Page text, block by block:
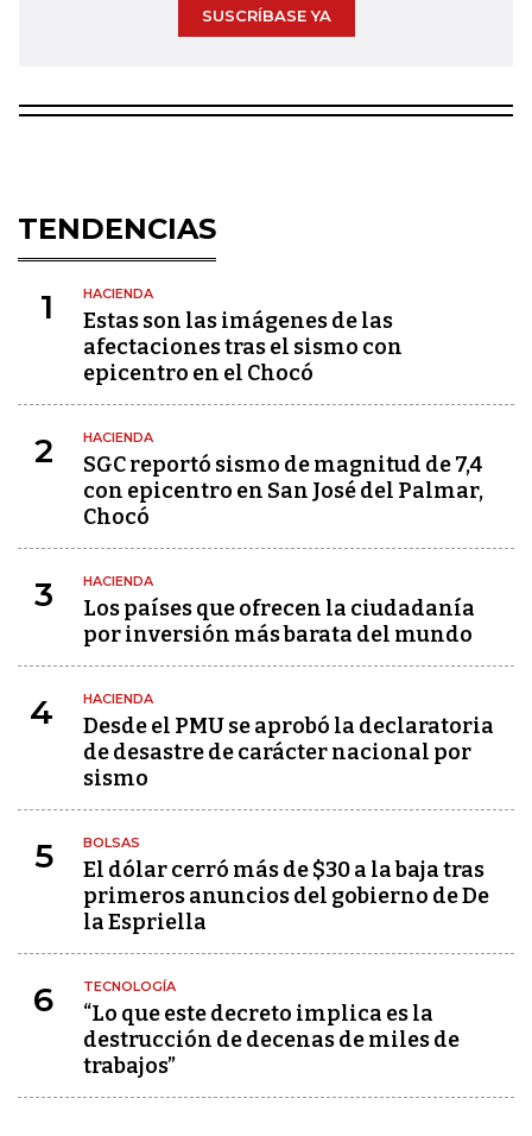
SUSCRÍBASE YA
TENDENCIAS
1 HACIENDA
Estas son las imágenes de las
afectaciones tras el sismo con
epicentro en el Chocó
2 HACIENDA
SGC reportó sismo de magnitud de 7,4
con epicentro en San José del Palmar,
Chocó
3 HACIENDA
Los países que ofrecen la ciudadanía
por inversión más barata del mundo
4 HACIENDA
Desde el PMU se aprobó la declaratoria
de desastre de carácter nacional por
sismo
5 BOLSAS
El dólar cerró más de $30 a la baja tras
primeros anuncios del gobierno de De
la Espriella
6 TECNOLOGÍA
“Lo que este decreto implica es la
destrucción de decenas de miles de
trabajos”